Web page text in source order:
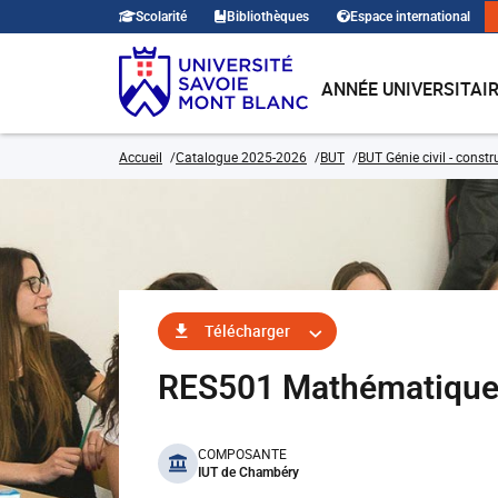
Scolarité Bibliothèques Espace international
ANNÉE
Accueil Catalogue 2025-2026 BUT BUT Génie civil -
Télécharger
RES501
benefits
COMPOSANTE
IUT de Chambéry